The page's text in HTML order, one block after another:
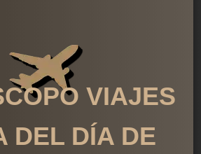
VIAJES
DEL DÍA DE